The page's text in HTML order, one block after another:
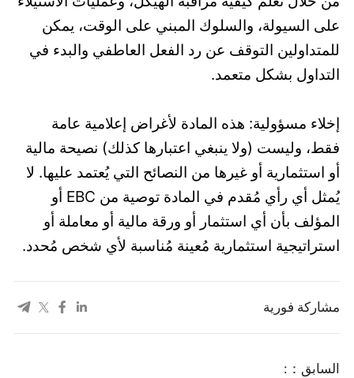
على السيولة، والسلوك المبني على الوقت، يمكن
للمتداولين التوقف عن رد الفعل العاطفي والبدء في
التداول بشكل متعمد.
إخلاء مسؤولية: هذه المادة لأغراض إعلامية عامة
فقط، وليست (ولا ينبغي اعتبارها كذلك) نصيحة مالية
أو استثمارية أو غيرها من النصائح التي يُعتمد عليها. لا
يُمثل أي رأي مُقدم في المادة توصية من EBC أو
المؤلف بأن أي استثمار أو ورقة مالية أو معاملة أو
استراتيجية استثمارية مُعينة مُناسبة لأي شخص مُحدد.
مشاركة فورية
السابق：: